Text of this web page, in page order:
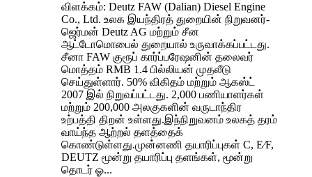
விளக்கம்: Deutz FAW (Dalian) Diesel Engine
Co., Ltd. உலக இயந்திரத் துறையின் நிறுவனர்-
ஜெர்மன் Deutz AG மற்றும் சீன
ஆட்டோமொபைல் துறையால் உருவாக்கப்பட்டது.
சீனா FAW குரூப் கார்ப்பரேஷனின் தலைவர்
மொத்தம் RMB 1.4 பில்லியன் முதலீடு
செய்துள்ளார். 50% விகிதம் மற்றும் ஆகஸ்ட்
2007 இல் நிறுவப்பட்டது. 2,000 பணியாளர்கள்
மற்றும் 200,000 அலகுகளின் வருடாந்திர
உற்பத்தி திறன் உள்ளது.இந்நிறுவனம் உலகத் தரம்
வாய்ந்த ஆற்றல் தளத்தைக்
கொண்டுள்ளது.முன்னணி தயாரிப்புகள் C, E∕F,
DEUTZ மூன்று தயாரிப்பு தளங்கள், மூன்று
தொடர் ஓ...